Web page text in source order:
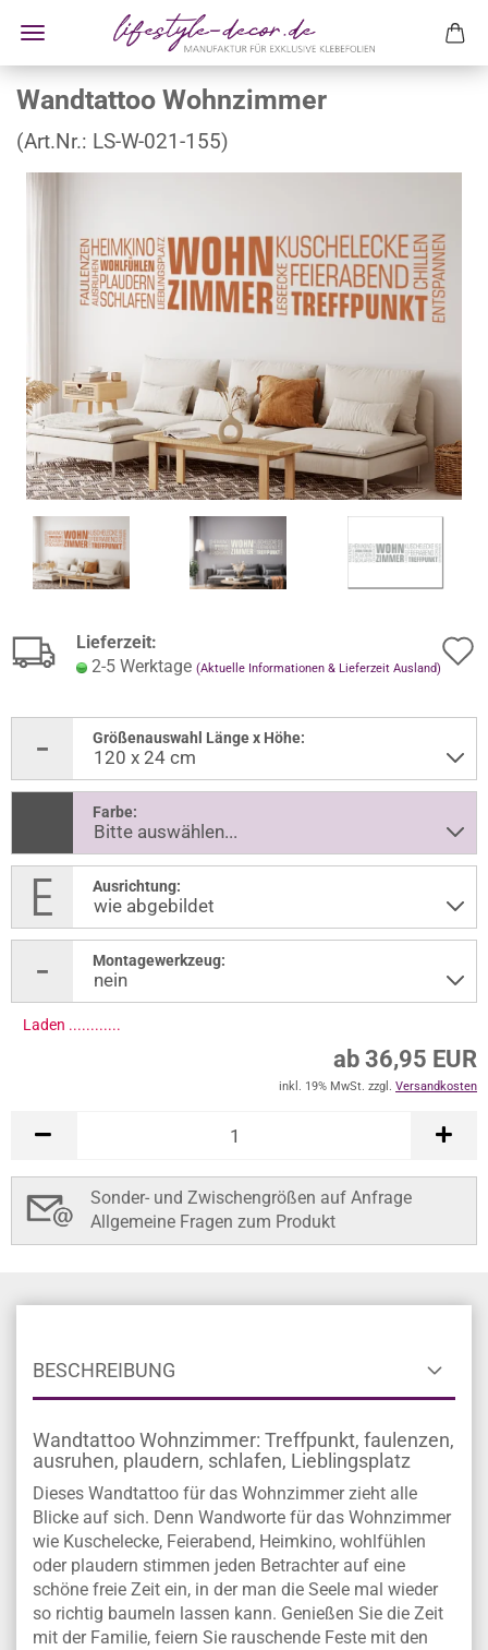
Wandtattoo Wohnzimmer
(Art.Nr.: LS-W-021-155)
Lieferzeit:
2-5 Werktage (Aktuelle Informationen & Lieferzeit Ausland)
Größenauswahl Länge x Höhe:
Farbe:
Ausrichtung:
Montagewerkzeug:
Laden .............
ab 36,95 EUR
inkl. 19% MwSt. zzgl. Versandkosten
Sonder- und Zwischengrößen auf Anfrage
Allgemeine Fragen zum Produkt
BESCHREIBUNG
Wandtattoo Wohnzimmer: Treffpunkt, faulenzen,
ausruhen, plaudern, schlafen, Lieblingsplatz
Dieses Wandtattoo für das Wohnzimmer zieht alle
Blicke auf sich. Denn Wandworte für das Wohnzimmer
wie Kuschelecke, Feierabend, Heimkino, wohlfühlen
oder plaudern stimmen jeden Betrachter auf eine
schöne freie Zeit ein, in der man die Seele mal wieder
so richtig baumeln lassen kann. Genießen Sie die Zeit
mit der Familie, feiern Sie rauschende Feste mit den